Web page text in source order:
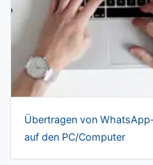
Übertragen von
auf den PC/Computer